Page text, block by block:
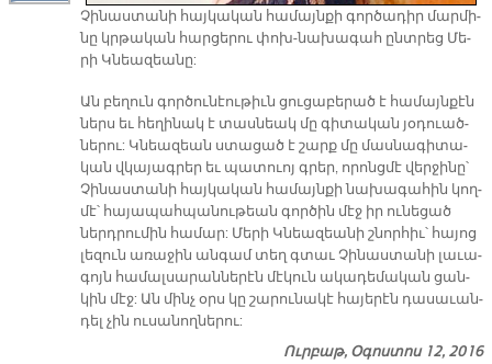
Չի­նաս­տա­նի հայ­կա­կան հա­մայն­քի գոր­ծա­դիր մար­մի­
նը կրթա­կան հար­ցե­րու փոխ-նա­խա­գահ ընտ­րեց Մե­
րի Կնեա­զեա­նը:
Ան բե­ղուն գոր­ծու­նէու­թիւն ցու­ցա­բե­րած է հա­մայն­քէն
ներս եւ հե­ղի­նակ է տաս­նեակ մը գի­տա­կան յօ­դուած­
նե­րու: Կնե­ազեան ստա­ցած է շարք մը մաս­նա­գի­տա­
կան վկա­յագ­րեր եւ պա­տուոյ գրեր, ո­րոնց­մէ վեր­ջի­նը՝
Չի­նաս­տա­նի հայ­կա­կան հա­մայն­քի նա­խա­գա­հին կող­
մէ՝ հա­յա­պահ­պա­նու­թեան գոր­ծին մէջ իր ու­նե­ցած
ներդ­րու­մին հա­մար: Մե­րի Կնեա­զեա­նի շնոր­հիւ՝ հա­յոց
լե­զուն ա­ռա­ջին ան­գամ տեղ գտաւ Չի­նաս­տա­նի լա­ւա­
գոյն հա­մալ­սա­րան­նե­րէն մէ­կուն ա­կա­դե­մա­կան ցան­
կին մէջ: Ան մինչ օրս կը շա­րու­նա­կէ հա­յե­րէն դա­սա­ւան­
դել չին ու­սա­նող­նե­րու:
Ուրբաթ, Օգոստոս 12, 2016